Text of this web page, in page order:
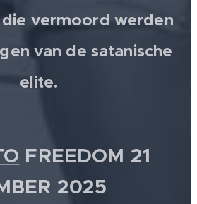
vermoord werden
van de satanische
elite.
FREEDOM 21
2025 💫